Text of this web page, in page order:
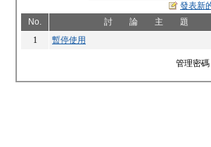
發表新
No.
討 論 主 題
1
暫停使用
管理密碼